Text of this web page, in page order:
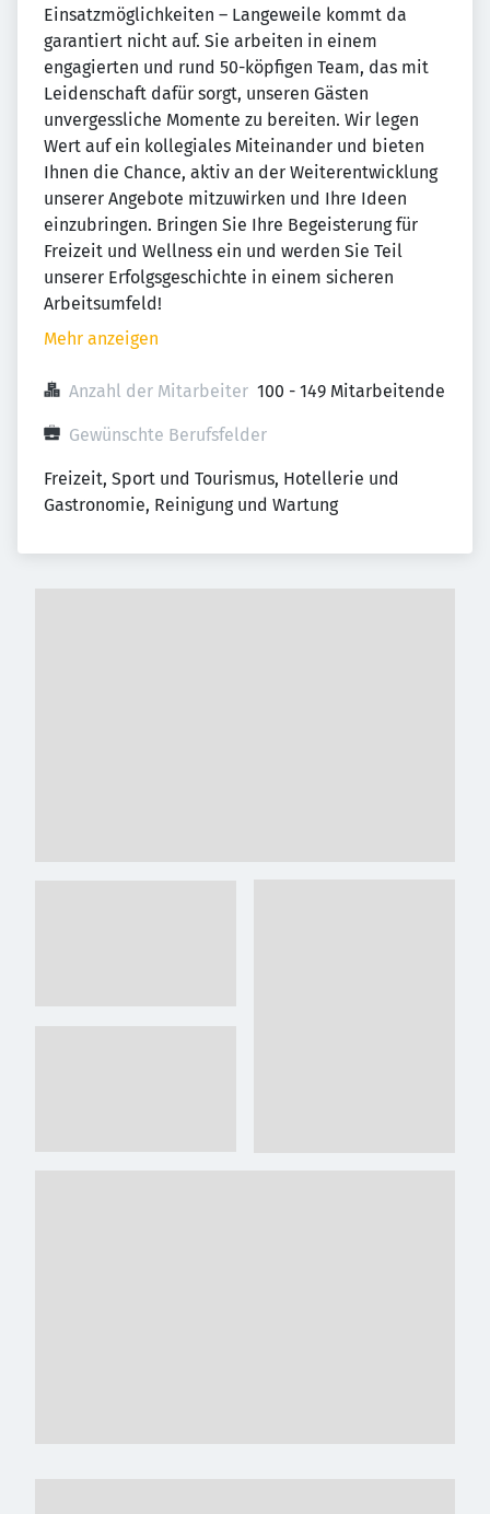
Einsatzmöglichkeiten – Langeweile kommt da
garantiert nicht auf. Sie arbeiten in einem
engagierten und rund 50-köpfigen Team, das mit
Leidenschaft dafür sorgt, unseren Gästen
unvergessliche Momente zu bereiten. Wir legen
Wert auf ein kollegiales Miteinander und bieten
Ihnen die Chance, aktiv an der Weiterentwicklung
unserer Angebote mitzuwirken und Ihre Ideen
einzubringen. Bringen Sie Ihre Begeisterung für
Freizeit und Wellness ein und werden Sie Teil
unserer Erfolgsgeschichte in einem sicheren
Arbeitsumfeld!
Mehr anzeigen
Anzahl der Mitarbeiter 100 - 149 Mitarbeitende
Gewünschte Berufsfelder
Freizeit, Sport und Tourismus, Hotellerie und
Gastronomie, Reinigung und Wartung